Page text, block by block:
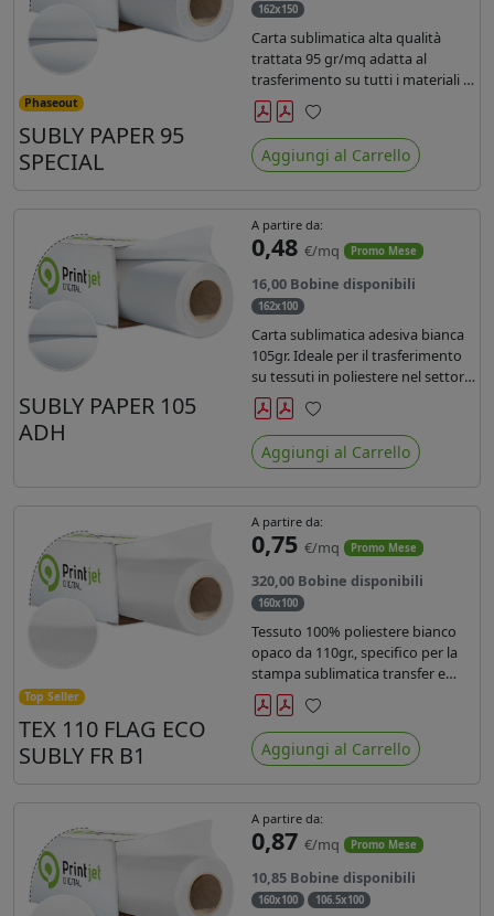
Phaseout
SUBLY PAPER 95
SPECIAL
162x150
Carta sublimatica alta qualità
trattata 95 gr/mq adatta al
trasferimento su tutti i materiali in
poliestere.
Preferiti
Aggiungi al Carrello
SUBLY PAPER 105
ADH
A partire da:
0,48 €/mq Promo Mese
16,00 Bobine disponibili
162x100
Carta sublimatica adesiva bianca
105gr. Ideale per il trasferimento
su tessuti in poliestere nel settore
sportwear .
Preferiti
Aggiungi al Carrello
Top Seller
TEX 110 FLAG ECO
SUBLY FR B1
A partire da:
0,75 €/mq Promo Mese
320,00 Bobine disponibili
160x100
Tessuto 100% poliestere bianco
opaco da 110gr., specifico per la
stampa sublimatica transfer e
diretta. Ideale per la realizzazione
di stendardi e bandiere, grazie al
passaggio dell'inchiostro su
entrambi i lati. Dotato di
Preferiti
Aggiungi al Carrello
A partire da:
0,87 €/mq Promo Mese
10,85 Bobine disponibili
160x100 106.5x100